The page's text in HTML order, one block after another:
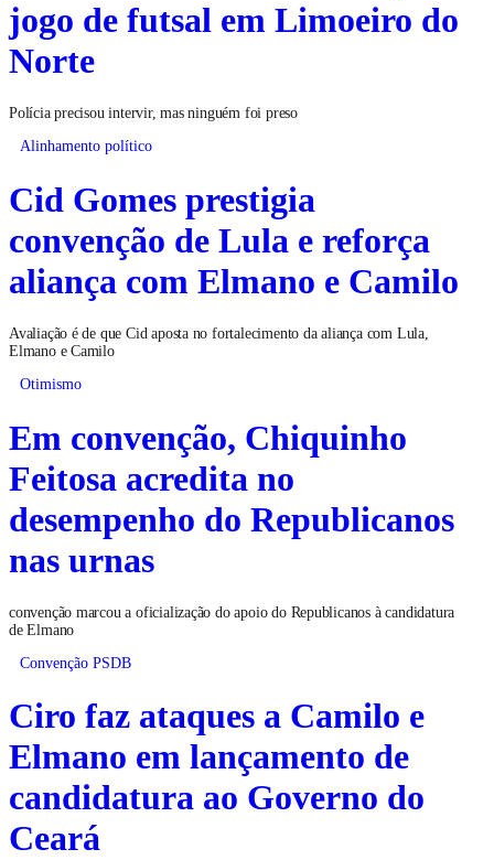
jogo de futsal em Limoeiro do
Norte
Polícia precisou intervir, mas ninguém foi preso
Alinhamento político
Cid Gomes prestigia
convenção de Lula e reforça
aliança com Elmano e Camilo
Avaliação é de que Cid aposta no fortalecimento da aliança com Lula,
Elmano e Camilo
Otimismo
Em convenção, Chiquinho
Feitosa acredita no
desempenho do Republicanos
nas urnas
convenção marcou a oficialização do apoio do Republicanos à candidatura
de Elmano
Convenção PSDB
Ciro faz ataques a Camilo e
Elmano em lançamento de
candidatura ao Governo do
Ceará